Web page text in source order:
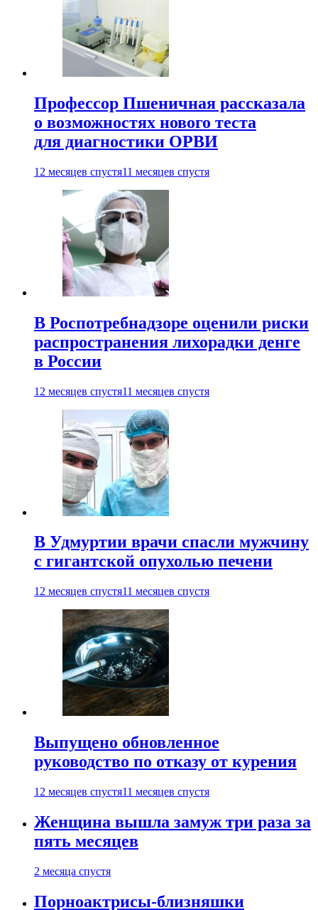
Профессор Пшеничная рассказала
о возможностях нового теста
для диагностики ОРВИ
12 месяцев спустя11 месяцев спустя
В Роспотребнадзоре оценили риски
распространения лихорадки денге
в России
12 месяцев спустя11 месяцев спустя
В Удмуртии врачи спасли мужчину
с гигантской опухолью печени
12 месяцев спустя11 месяцев спустя
Выпущено обновленное
руководство по отказу от курения
12 месяцев спустя11 месяцев спустя
Женщина вышла замуж три раза за
пять месяцев
2 месяца спустя
Порноактрисы-близняшки